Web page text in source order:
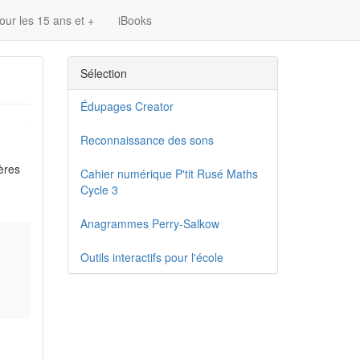
les 15 ans et + iBooks
Sélection
Édupages Creator
Reconnaissance des sons
Cahier numérique P'tit Rusé Maths
Cycle 3
Anagrammes Perry-Salkow
Outils interactifs pour l'école